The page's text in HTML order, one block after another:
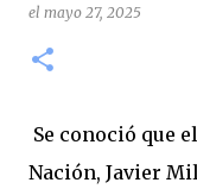
el mayo 27, 2025
Se conoció que
Nación, Javier